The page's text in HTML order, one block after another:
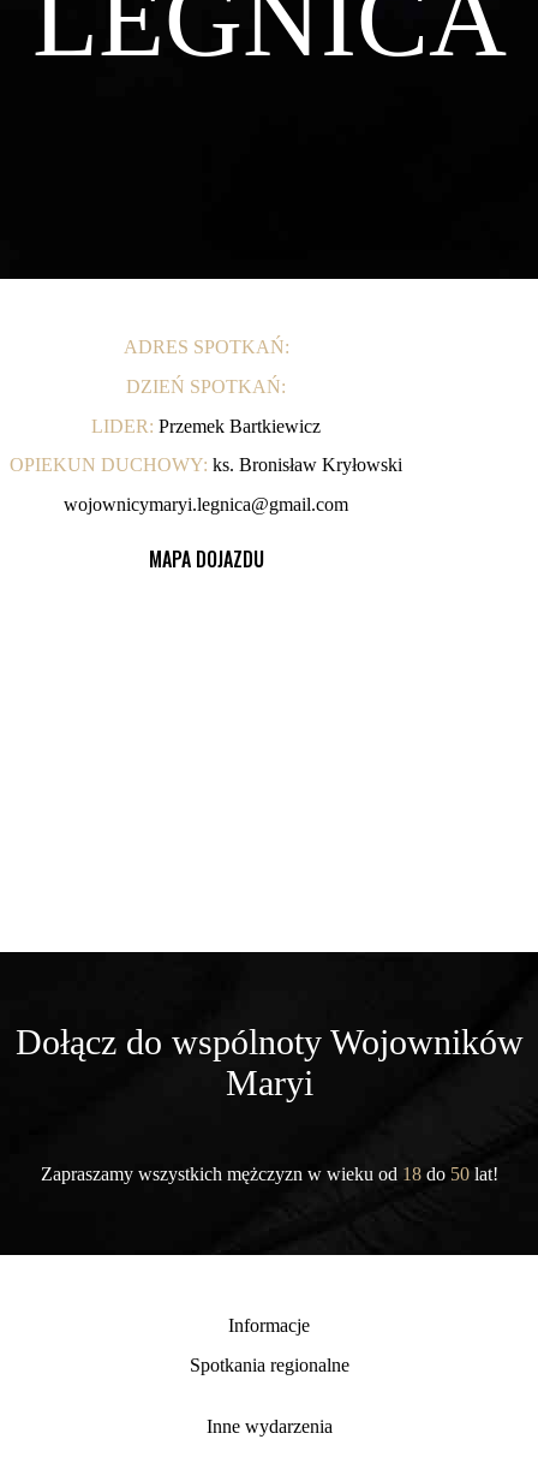
ADRES SPOTKAŃ:
DZIEŃ SPOTKAŃ:
LIDER: Przemek Bartkiewicz
OPIEKUN DUCHOWY: ks. Bronisław Kryłowski
wojownicymaryi.legnica@gmail.com
MAPA DOJAZDU
Dołącz do wspólnoty Wojowników
Maryi
Zapraszamy wszystkich mężczyzn w wieku od 18 do50 lat!
Informacje
Spotkania regionalne
Inne wydarzenia